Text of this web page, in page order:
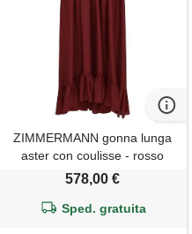
ZIMMERMANN gonna lunga
aster con coulisse - rosso
578,00 €
Sped. gratuita